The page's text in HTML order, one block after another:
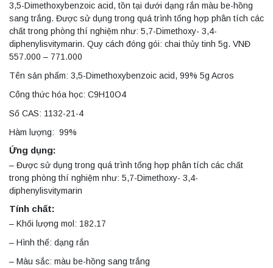
3,5-Dimethoxybenzoic acid, tồn tại dưới dạng rắn màu be-hồng
sang trắng. Được sử dụng trong quá trình tổng hợp phân tích các
chất trong phòng thí nghiệm như: 5,7-Dimethoxy- 3,4-
diphenylisvitymarin. Quy cách đóng gói: chai thủy tinh 5g. VNĐ
557.000 – 771.000
Tên sản phẩm: 3,5-Dimethoxybenzoic acid, 99% 5g Acros
Công thức hóa học: C9H10O4
Số CAS: 1132-21-4
Hàm lượng: 99%
Ứng dụng:
– Được sử dụng trong quá trình tổng hợp phân tích các chất
trong phòng thí nghiệm như: 5,7-Dimethoxy- 3,4-
diphenylisvitymarin
Tính chất:
– Khối lượng mol: 182.17
– Hình thể: dạng rắn
– Màu sắc: màu be-hồng sang trắng